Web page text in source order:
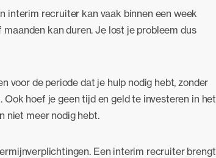
interim recruiter kan vaak binnen een week
kan duren. Je lost je probleem dus
voor de periode dat je hulp nodig hebt, zonder
hoef je geen tijd en geld te investeren in het
niet meer nodig hebt.
Een interim recruiter brengt